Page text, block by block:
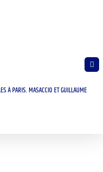
À PARIS. MASACCIO ET GUILLAUME